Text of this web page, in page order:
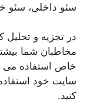
سئو داخلی، سئو
در تجزیه و تحلیل
مخاطبان شما
خاص استفاده می
سایت خود
کنید.